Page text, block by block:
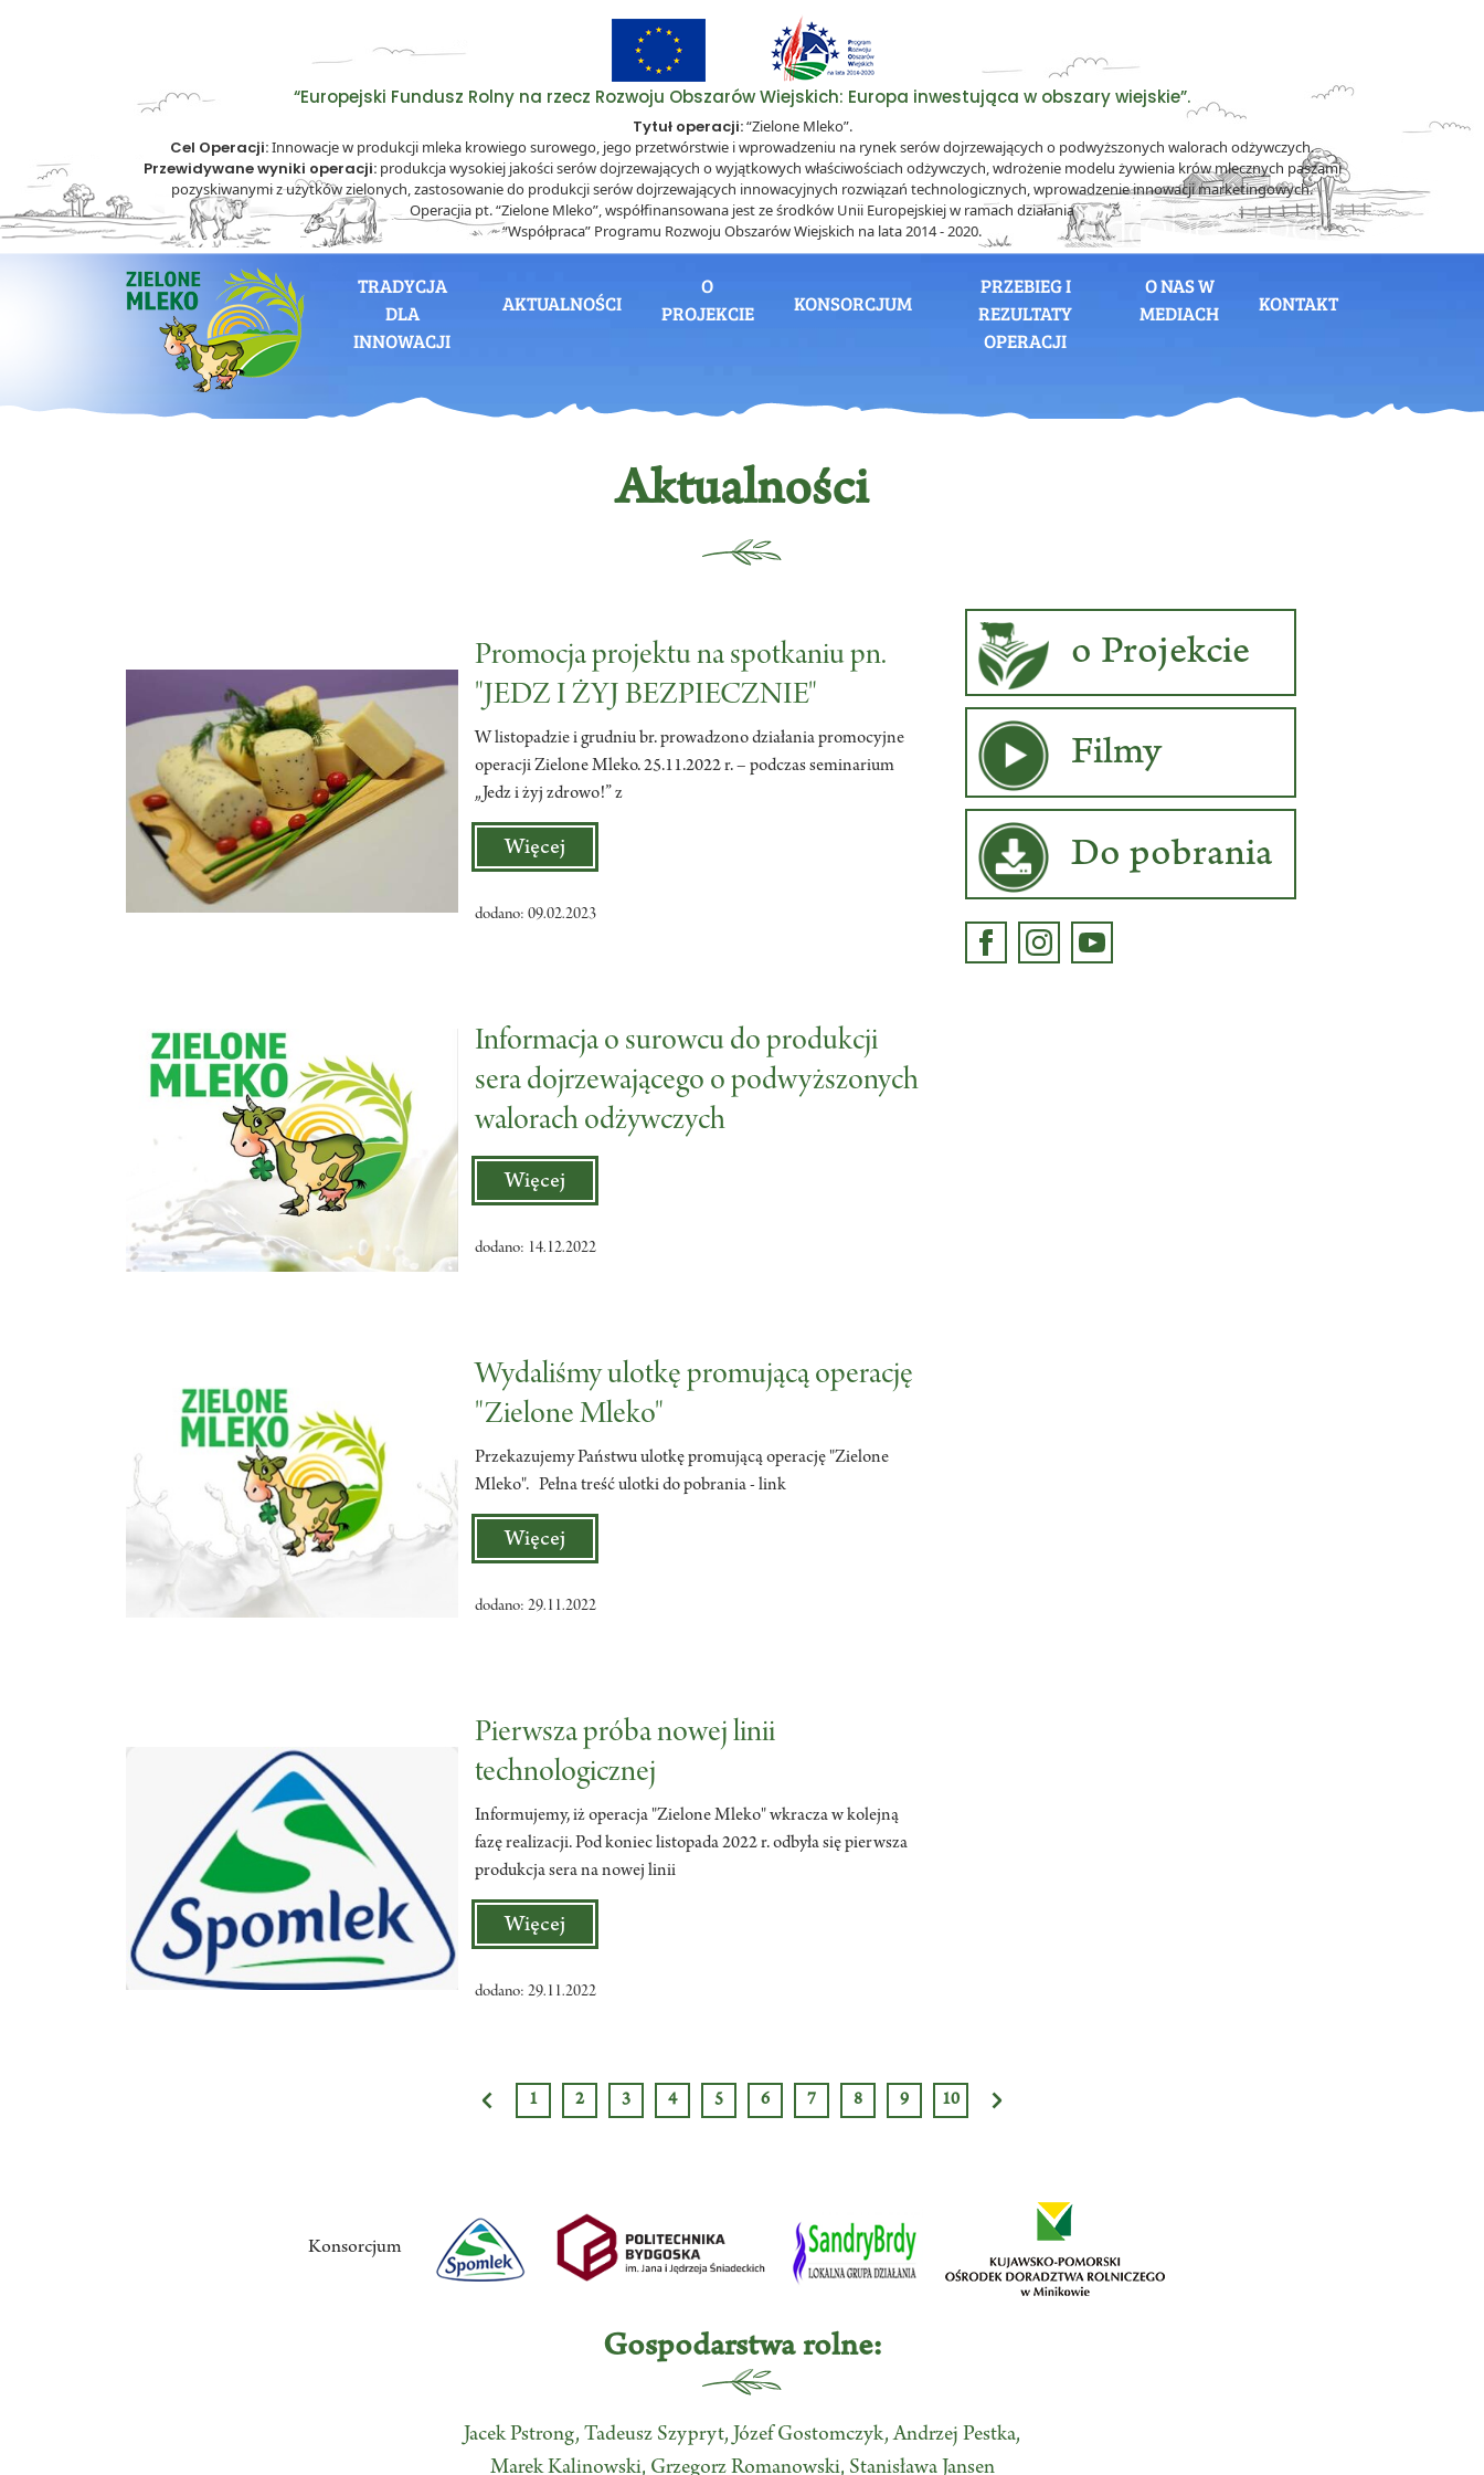
“Europejski Fundusz Rolny na rzecz Rozwoju Obszarów Wiejskich: Europa inwestująca w obszary wiejskie”.
Tytuł operacji:“Zielone Mleko”.
Cel Operacji:Innowacje w produkcji mleka krowiego surowego, jego przetwórstwie i wprowadzeniu na rynek serów dojrzewających o podwyższonych walorach odżywczych.
Przewidywane wyniki operacji: produkcja wysokiej jakości serów dojrzewających o wyjątkowych właściwościach odżywczych, wdrożenie modelu żywienia krów mlecznych paszami
pozyskiwanymi z użytków zielonych, zastosowanie do produkcji serów dojrzewających innowacyjnych rozwiązań technologicznych, wprowadzenie innowacji marketingowych.
Operacjia pt. “Zielone Mleko”, współfinansowana jest ze środków Unii Europejskiej w ramach działania
“Współpraca” Programu Rozwoju Obszarów Wiejskich na lata 2014 - 2020.
TRADYCJA
DLA
INNOWACJI
AKTUALNOŚCI
O
PROJEKCIE
KONSORCJUM
PRZEBIEG I
REZULTATY
OPERACJI
O NAS W
MEDIACH
KONTAKT
Aktualności
Promocja projektu na spotkaniu pn.
"JEDZ I ŻYJ BEZPIECZNIE"
W listopadzie i grudniu br. prowadzono działania promocyjne
operacji Zielone Mleko. 25.11.2022 r. – podczas seminarium
„Jedz i żyj zdrowo!” z
Więcej
dodano: 09.02.2023
Informacja o surowcu do produkcji
sera dojrzewającego o podwyższonych
walorach odżywczych
Więcej
dodano: 14.12.2022
Wydaliśmy ulotkę promującą operację
"Zielone Mleko"
Przekazujemy Państwu ulotkę promującą operację "Zielone
Mleko". Pełna treść ulotki do pobrania - link
Więcej
dodano: 29.11.2022
Pierwsza próba nowej linii
technologicznej
Informujemy, iż operacja "Zielone Mleko" wkracza w kolejną
fazę realizacji. Pod koniec listopada 2022 r. odbyła się pierwsza
produkcja sera na nowej linii
Więcej
dodano: 29.11.2022
o Projekcie
Filmy
Do pobrania
1 2 3 4 5 6 7 8 9 10
Konsorcjum
Gospodarstwa rolne:
Jacek Pstrong, Tadeusz Szypryt, Józef Gostomczyk, Andrzej Pestka,
Marek Kalinowski, Grzegorz Romanowski, Stanisława Jansen